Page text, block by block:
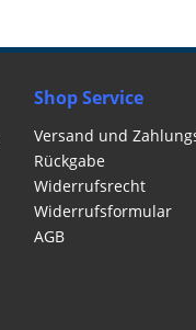
Shop Service
Versand und
Rückgabe
Widerrufsrecht
Widerrufsformular
AGB